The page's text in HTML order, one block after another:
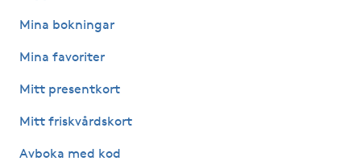
Friskvårdsmassage
Funktionsanalys
Mina bokningar
Mina favoriter
Mitt presentkort
Mitt friskvårdskort
Avboka med kod